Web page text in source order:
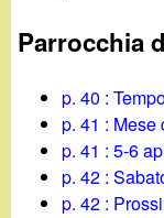
Parrocchia
p. 40 :
p. 41 : Mese
p. 41 : 5-6
p. 42 :
p. 42 :